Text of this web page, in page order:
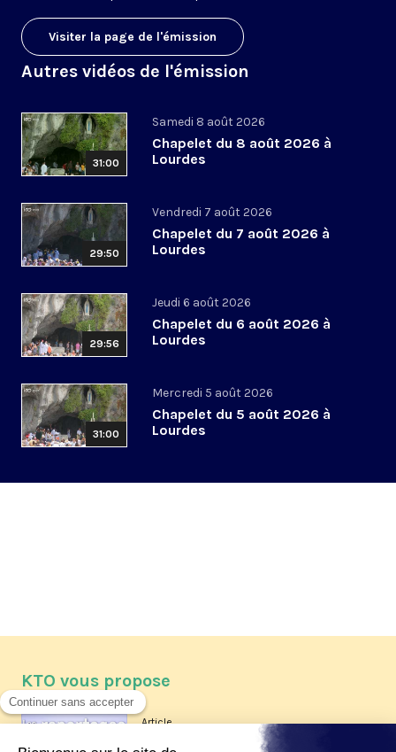
Visiter la page de l'émission
Autres vidéos de l'émission
31:00
Samedi 8 août 2026
Chapelet du 8 août 2026 à
Lourdes
29:50
Vendredi 7 août 2026
Chapelet du 7 août 2026 à
Lourdes
29:56
Jeudi 6 août 2026
Chapelet du 6 août 2026 à
Lourdes
31:00
Mercredi 5 août 2026
Chapelet du 5 août 2026 à
Lourdes
KTO vous propose
Article
Les reportages d'été 2026 de KTO